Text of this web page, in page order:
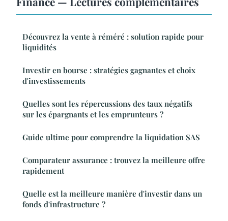
Découvrez la vente à réméré : solution rapide pour
liquidités
Investir en bourse : stratégies gagnantes et choix
d'investissements
Quelles sont les répercussions des taux négatifs
sur les épargnants et les emprunteurs ?
Guide ultime pour comprendre la liquidation SAS
Comparateur assurance : trouvez la meilleure offre
rapidement
Quelle est la meilleure manière d'investir dans un
fonds d'infrastructure ?